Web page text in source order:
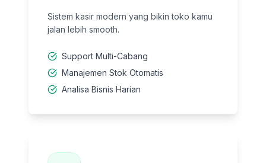
Sistem kasir modern yang bikin toko kamu
jalan lebih smooth.
Support Multi-Cabang
Manajemen Stok Otomatis
Analisa Bisnis Harian